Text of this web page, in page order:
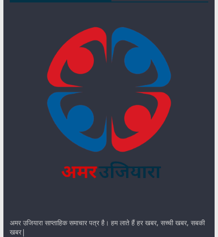
अमर उजियारा साप्ताहिक समाचार पत्र है। हम लाते हैं हर खबर, सच्ची खबर, सबकी
खबर|